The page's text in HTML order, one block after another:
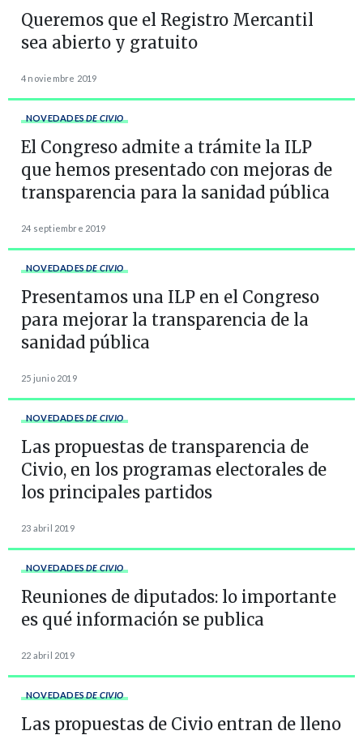
Queremos que el Registro Mercantil
sea abierto y gratuito
4 noviembre 2019
NOVEDADES DE CIVIO
El Congreso admite a trámite la ILP
que hemos presentado con mejoras de
transparencia para la sanidad pública
24 septiembre 2019
NOVEDADES DE CIVIO
Presentamos una ILP en el Congreso
para mejorar la transparencia de la
sanidad pública
25 junio 2019
NOVEDADES DE CIVIO
Las propuestas de transparencia de
Civio, en los programas electorales de
los principales partidos
23 abril 2019
NOVEDADES DE CIVIO
Reuniones de diputados: lo importante
es qué información se publica
22 abril 2019
NOVEDADES DE CIVIO
Las propuestas de Civio entran de lleno